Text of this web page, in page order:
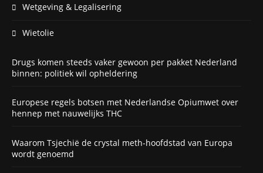
Wetgeving & Legalisering
Wietolie
Drugs komen steeds vaker gewoon per pakket Nederland
binnen: politiek wil opheldering
Europese regels botsen met Nederlandse Opiumwet over
hennep met nauwelijks THC
Waarom Tsjechië de crystal meth-hoofdstad van Europa
wordt genoemd